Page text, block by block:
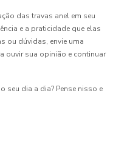
das travas anel em seu
e a praticidade que elas
ou dúvidas, envie uma
ouvir sua opinião e continuar
seu dia a dia? Pense nisso e